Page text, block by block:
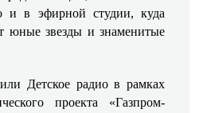
и в эфирной студии, куда
юные звезды и знаменитые
Детское радио в рамках
проекта «Газпром-